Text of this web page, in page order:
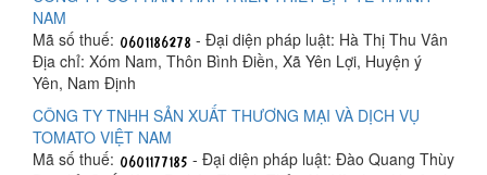
NAM
Mã số thuế:
- Đại diện pháp luật: Hà Thị Thu Vân
Địa chỉ: Xóm Nam, Thôn Bình Điền, Xã Yên Lợi, Huyện ý
Yên, Nam Định
CÔNG TY TNHH SẢN XUẤT THƯƠNG MẠI VÀ DỊCH VỤ
TOMATO VIỆT NAM
Mã số thuế:
- Đại diện pháp luật: Đào Quang Thùy